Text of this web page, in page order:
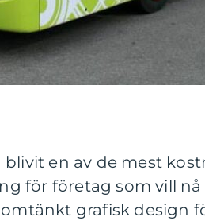
en av de mest
för företag som vill
grafisk design